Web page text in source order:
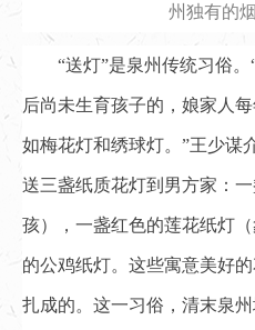
州独有的
“送灯”是泉州传统习俗
后尚未生育孩子的，娘家人
如梅花灯和绣球灯。”王少谋
送三盏纸质花灯到男方家：
孩），一盏红色的莲花纸灯
的公鸡纸灯。这些寓意美好
扎成的。这一习俗，清末泉